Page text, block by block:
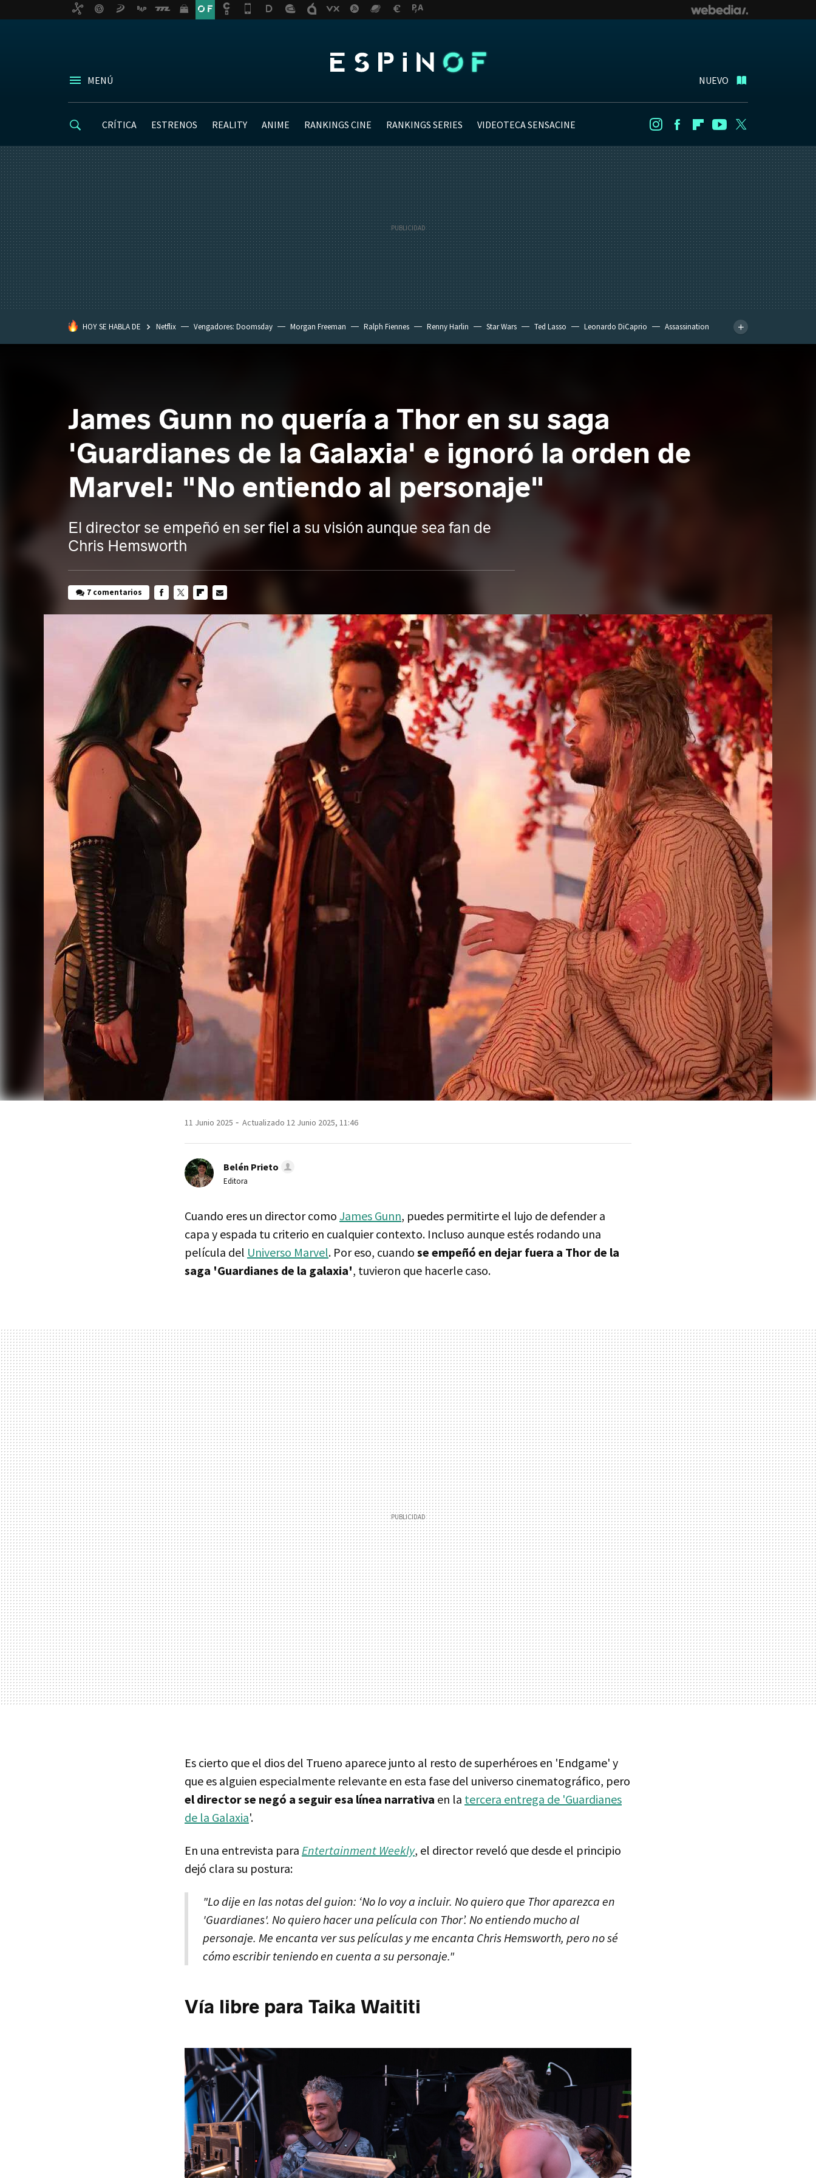
MENÚ NUEVO
CRÍTICA ESTRENOS REALITY ANIME RANKINGS CINE RANKINGS SERIES VIDEOTECA SENSACINE InstagramFacebookFlipboard
Youtube
HOY SE HABLA DE Netflix Vengadores: Doomsday Morgan Freeman Ralph Fiennes Renny Harlin Star Wars Ted Lasso Leonardo DiCaprio
Assassination
James Gunn no quería a Thor en su saga
'Guardianes de la Galaxia' e ignoró la orden de
Marvel: "No entiendo al personaje"
El director se empeñó en ser fiel a su visión aunque sea fan de
Chris Hemsworth
7 comentarios
MAIL
11 Junio 2025 Actualizado 12 Junio 2025, 11:46
Belén Prieto
Editora
Cuando eres un director como James Gunn, puedes permitirte el lujo de defender a
capa y espada tu criterio en cualquier contexto. Incluso aunque estés rodando una
película del Universo Marvel. Por eso, cuando se empeñó en dejar fuera a Thor de la
saga 'Guardianes de la galaxia', tuvieron que hacerle caso.
Es cierto que el dios del Trueno aparece junto al resto de superhéroes en 'Endgame' y
que es alguien especialmente relevante en esta fase del universo cinematográfico, pero
el director se negó a seguir esa línea narrativa en la tercera entrega de 'Guardianes
de la Galaxia'.
En una entrevista para Entertainment Weekly, el director reveló que desde el principio
dejó clara su postura:
"Lo dije en las notas del guion: ‘No lo voy a incluir. No quiero que Thor aparezca en
'Guardianes'. No quiero hacer una película con Thor’. No entiendo mucho al
personaje. Me encanta ver sus películas y me encanta Chris Hemsworth, pero no sé
cómo escribir teniendo en cuenta a su personaje."
Vía libre para Taika Waititi